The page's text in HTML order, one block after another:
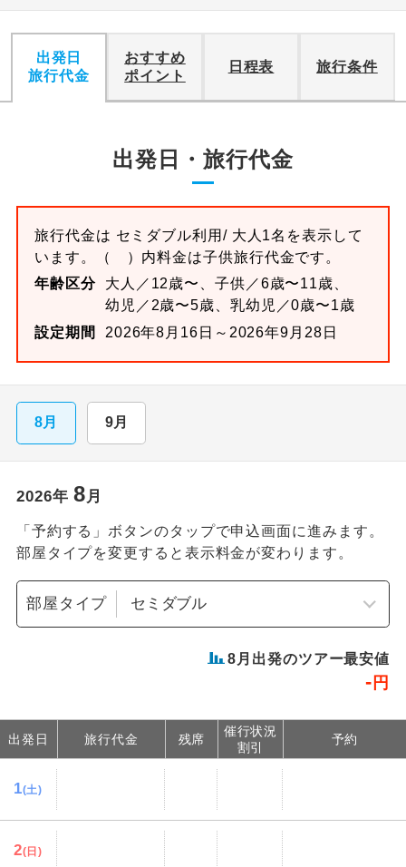
出発日
旅行代金
おすすめ
ポイント
日程表 旅行条件
出発日・旅行代金
旅行代金は セミダブル利用/ 大人1名を表示して
います。
（ ）内料金は子供旅行代金です。
年齢区分
大人／12歳〜、子供／6歳〜11歳、
幼児／2歳〜5歳、乳幼児／0歳〜1歳
設定期間
2026年8月16日～2026年9月28日
8月 9月
2026年 8月
「予約する」ボタンのタップで申込画面に進みます。
部屋タイプを変更すると表示料金が変わります。
部屋タイプ
8 月出発のツアー最安値
- 円
出発日 旅行代金 残席
催行状況
割引
予約
1(土)
2(日)